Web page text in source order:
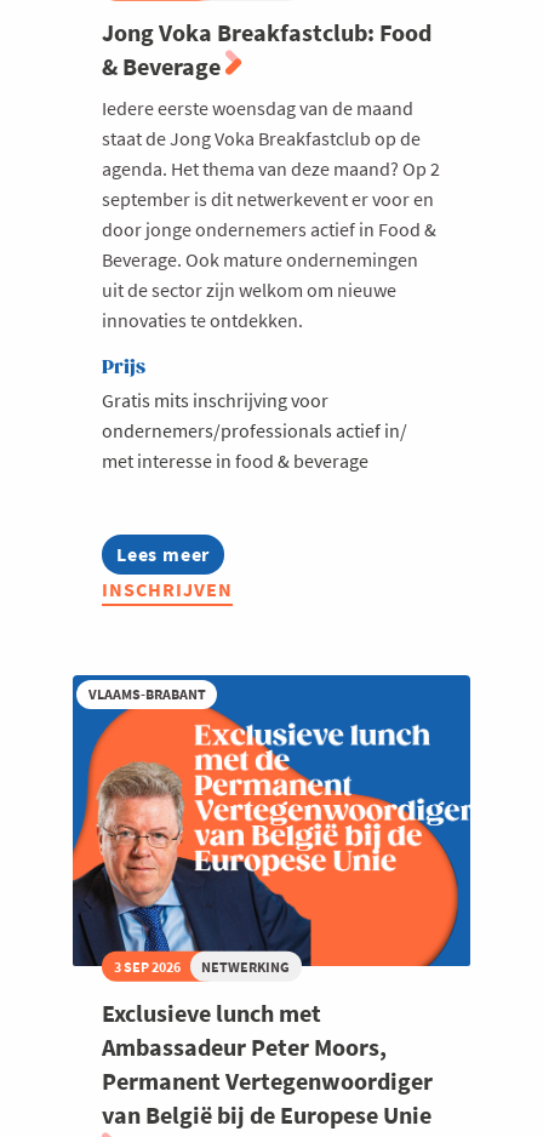
Jong Voka Breakfastclub: Food
& Beverage
Iedere eerste woensdag van de maand
staat de Jong Voka Breakfastclub op de
agenda. Het thema van deze maand? Op 2
september is dit netwerkevent er voor en
door jonge ondernemers actief in Food &
Beverage. Ook mature ondernemingen
uit de sector zijn welkom om nieuwe
innovaties te ontdekken.
Prijs
Gratis mits inschrijving voor
ondernemers/professionals actief in/
met interesse in food & beverage
Lees meer
about
Jong
Voka
Beverage
INSCHRIJVEN
VLAAMS-BRABANT
3 SEP 2026 NETWERKING
Exclusieve lunch met
Ambassadeur Peter Moors,
Permanent Vertegenwoordiger
van België bij de Europese Unie